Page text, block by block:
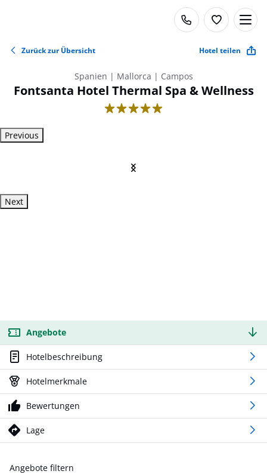
Zurück zur Übersicht Hotel teilen
Spanien | Mallorca | Campos
Fontsanta Hotel Thermal Spa & Wellness
5
Previous
Next
Angebote
Hotelbeschreibung
Hotelmerkmale
Bewertungen
Lage
Angebote filtern